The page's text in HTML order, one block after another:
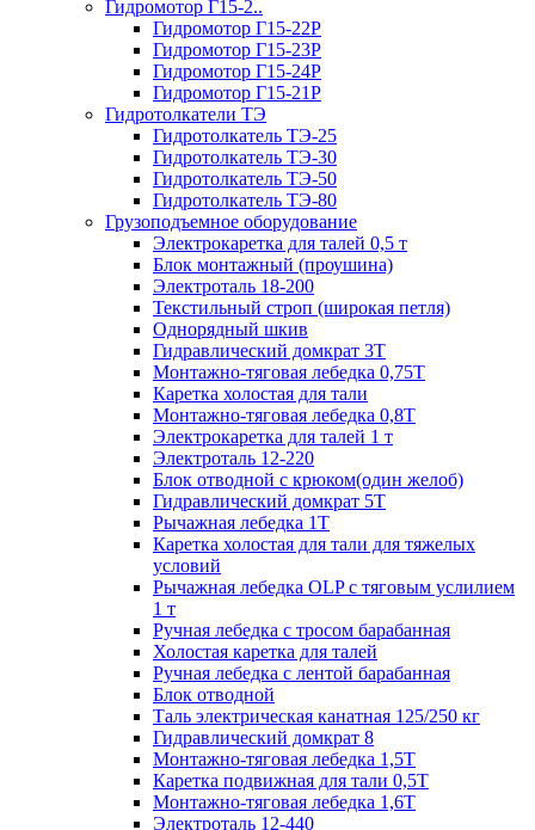
Гидромотор Г15-2..
Гидромотор Г15-22Р
Гидромотор Г15-23Р
Гидромотор Г15-24Р
Гидромотор Г15-21Р
Гидротолкатели ТЭ
Гидротолкатель ТЭ-25
Гидротолкатель ТЭ-30
Гидротолкатель ТЭ-50
Гидротолкатель ТЭ-80
Грузоподъемное оборудование
Электрокаретка для талей 0,5 т
Блок монтажный (проушина)
Электроталь 18-200
Текстильный строп (широкая петля)
Однорядный шкив
Гидравлический домкрат 3T
Монтажно-тяговая лебедка 0,75Т
Каретка холостая для тали
Монтажно-тяговая лебедка 0,8Т
Электрокаретка для талей 1 т
Электроталь 12-220
Блок отводной с крюком(один желоб)
Гидравлический домкрат 5T
Рычажная лебедка 1Т
Каретка холостая для тали для тяжелых
условий
Рычажная лебедка OLP с тяговым услилием
1 т
Ручная лебедка с тросом барабанная
Холостая каретка для талей
Ручная лебедка с лентой барабанная
Блок отводной
Таль электрическая канатная 125/250 кг
Гидравлический домкрат 8
Монтажно-тяговая лебедка 1,5Т
Каретка подвижная для тали 0,5Т
Монтажно-тяговая лебедка 1,6Т
Электроталь 12-440